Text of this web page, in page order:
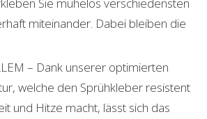
miteinander. Dabei bleiben die
– Dank unserer optimierten
welche den Sprühkleber resistent
und Hitze macht, lässt sich das